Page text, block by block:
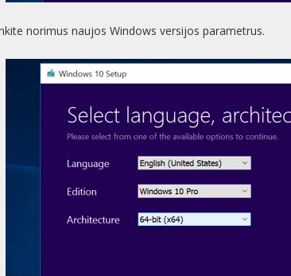
norimus naujos Windows versijos parametrus.